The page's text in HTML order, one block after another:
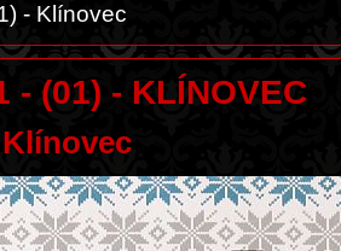
- Klínovec
- (01) - KLÍNOVEC
Klínovec